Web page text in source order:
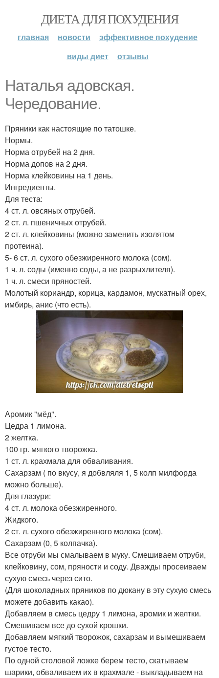
ДИЕТА ДЛЯ ПОХУДЕНИЯ
главная новости
эффективное похудение
виды диет
отзывы
Наталья адовская.
Чередование.
Пряники как настоящие по татошке.
Нормы.
Норма отрубей на 2 дня.
Норма допов на 2 дня.
Норма клейковины на 1 день.
Ингредиенты.
Для теста:
4 ст. л. овсяных отрубей.
2 ст. л. пшеничных отрубей.
2 ст. л. клейковины (можно заменить изолятом
протеина).
5- 6 ст. л. сухого обезжиренного молока (сом).
1 ч. л. соды (именно соды, а не разрыхлителя).
1 ч. л. смеси пряностей.
Молотый кориандр, корица, кардамон, мускатный орех,
имбирь, аниc (что есть).
Аромик "мёд".
Цедра 1 лимона.
2 желтка.
100 гр. мягкого творожка.
1 ст. л. крахмала для обваливания.
Сахарзам ( по вкусу, я добвляля 1, 5 колп милфорда
можно больше).
Для глазури:
4 ст. л. молока обезжиренного.
Жидкого.
2 ст. л. сухого обезжиренного молока (сом).
Сахарзам (0, 5 колпачка).
Все отруби мы смалываем в муку. Смешиваем отруби,
клейковину, сом, пряности и соду. Дважды просеиваем
сухую смесь через сито.
(Для шоколадных пряников по дюкану в эту сухую смесь
можете добавить какао).
Добавляем в смесь цедру 1 лимона, аромик и желтки.
Смешиваем все до сухой крошки.
Добавляем мягкий творожок, сахарзам и вымешиваем
густое тесто.
По одной столовой ложке берем тесто, скатываем
шарики, обваливаем их в крахмале - выкладываем на